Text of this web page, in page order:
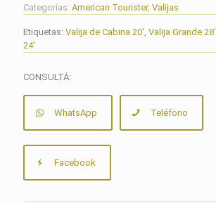
Categorías: American Tourister, Valijas
Etiquetas: Valija de Cabina 20' Valija Grande 28'
24'
CONSULTÁ:
WhatsApp Teléfono
Facebook